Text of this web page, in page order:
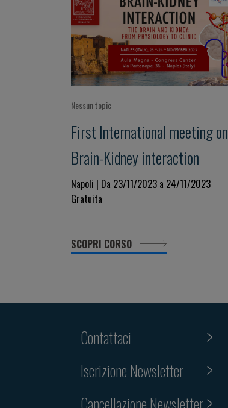
Nessun topic
First International meeting on
Brain-Kidney interaction
Napoli | Da 23/11/2023 a 24/11/2023
Gratuita
SCOPRI CORSO
Contattaci
Iscrizione Newsletter
Cancellazione Newsletter